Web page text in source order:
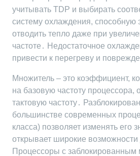
учитывать TDP и выбирать
систему охлаждения, способную
отводить тепло даже при
частоте․ Недостаточное
привести к перегреву и
Множитель – это коэффициент,
на базовую частоту процессора,
тактовую частоту․
большинстве современных
класса) позволяет изменять его
открывает широкие возможности
Процессоры с заблокированным